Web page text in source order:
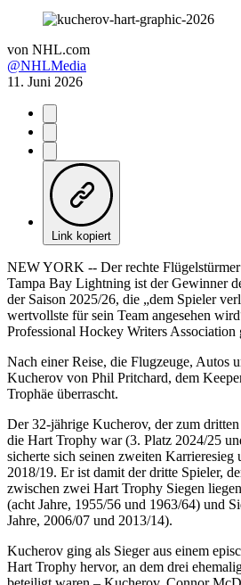
von NHL.com
@NHLMedia
11. Juni 2026
Link kopiert
NEW YORK -- Der rechte
Tampa Bay Lightning ist der Gewinner
der Saison 2025/26, die „dem Spieler
wertvollste für sein Team angesehen
Professional Hockey Writers Association
Nach einer Reise, die Flugzeuge, Autos
Kucherov von Phil Pritchard, dem
Trophäe überrascht.
Der 32-jährige Kucherov, der zum
die Hart Trophy war (3. Platz 2024/25
sicherte sich seinen zweiten Karrieresieg
2018/19. Er ist damit der dritte Spieler,
zwischen zwei Hart Trophy Siegen
(acht Jahre, 1955/56 und 1963/64) und
Jahre, 2006/07 und 2013/14).
Kucherov ging als Sieger aus einem
Hart Trophy hervor, an dem drei